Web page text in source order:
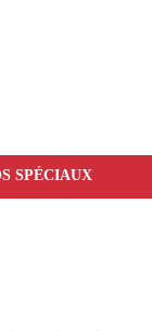
SPÉCIAUX